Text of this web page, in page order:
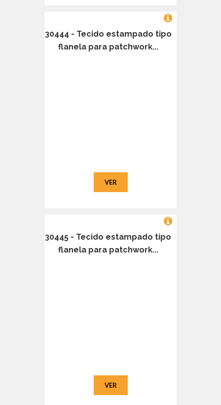
30444 - Tecido estampado tipo
flanela para patchwork...
VER
30445 - Tecido estampado tipo
flanela para patchwork...
VER